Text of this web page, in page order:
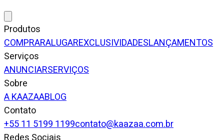
Produtos
COMPRARALUGAREXCLUSIVIDADESLANÇAMENTOS
Serviços
ANUNCIARSERVIÇOS
Sobre
A KAAZAABLOG
Contato
+55 11 5199 1199contato@kaazaa.com.br